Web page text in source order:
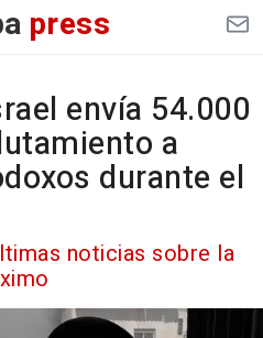
press
envía 54.000
a
durante el
noticias sobre la